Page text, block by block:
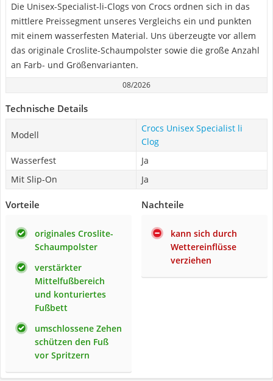
Die Unisex-Specialist-li-Clogs von Crocs ordnen sich in das
mittlere Preissegment unseres Vergleichs ein und punkten
mit einem wasserfesten Material. Uns überzeugte vor allem
das originale Croslite-Schaumpolster sowie die große Anzahl
an Farb- und Größenvarianten.
08/2026
Technische Details
Modell
Crocs Unisex Specialist li
Clog
Wasserfest
Ja
Mit Slip-On
Ja
Vorteile
originales Croslite-
Schaumpolster
verstärkter
Mittelfußbereich
und konturiertes
Fußbett
umschlossene Zehen
schützen den Fuß
vor Spritzern
Nachteile
kann sich durch
Wettereinflüsse
verziehen